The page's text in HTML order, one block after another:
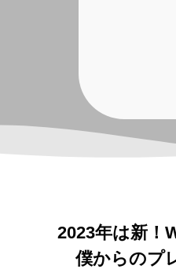
2023年は新！
僕からのプ